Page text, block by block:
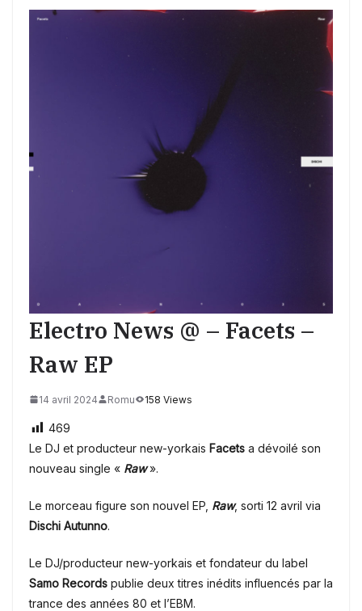
Electro News @ – Facets –
Raw EP
14 avril 2024 Romu 158 Views
469
Le DJ et producteur new-yorkais Facets a dévoilé son
nouveau single « Raw».
Le morceau figure son nouvel EP, Raw, sorti 12 avril via
Dischi Autunno.
Le DJ/producteur new-yorkais et fondateur du label
Samo Records publie deux titres inédits influencés par la
trance des années 80 et l’EBM.